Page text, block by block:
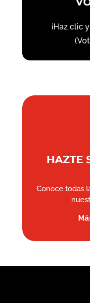
¡Haz clic
HAZTE
Conoce todas